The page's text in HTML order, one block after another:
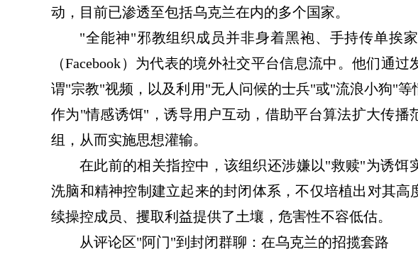
动，目前已渗透至包括乌克兰在内的多个国家。
"全能神"邪教组织成员并非身着黑袍、手持传单挨
（Facebook）为代表的境外社交平台信息流中。他们通
谓"宗教"视频，以及利用"无人问候的士兵"或"流浪小狗"
作为"情感诱饵"，诱导用户互动，借助平台算法扩大传播
组，从而实施思想灌输。
在此前的相关指控中，该组织还涉嫌以"救赎"为诱饵
洗脑和精神控制建立起来的封闭体系，不仅培植出对其
续操控成员、攫取利益提供了土壤，危害性不容低估。
从评论区"阿门"到封闭群聊：在乌克兰的招揽套路